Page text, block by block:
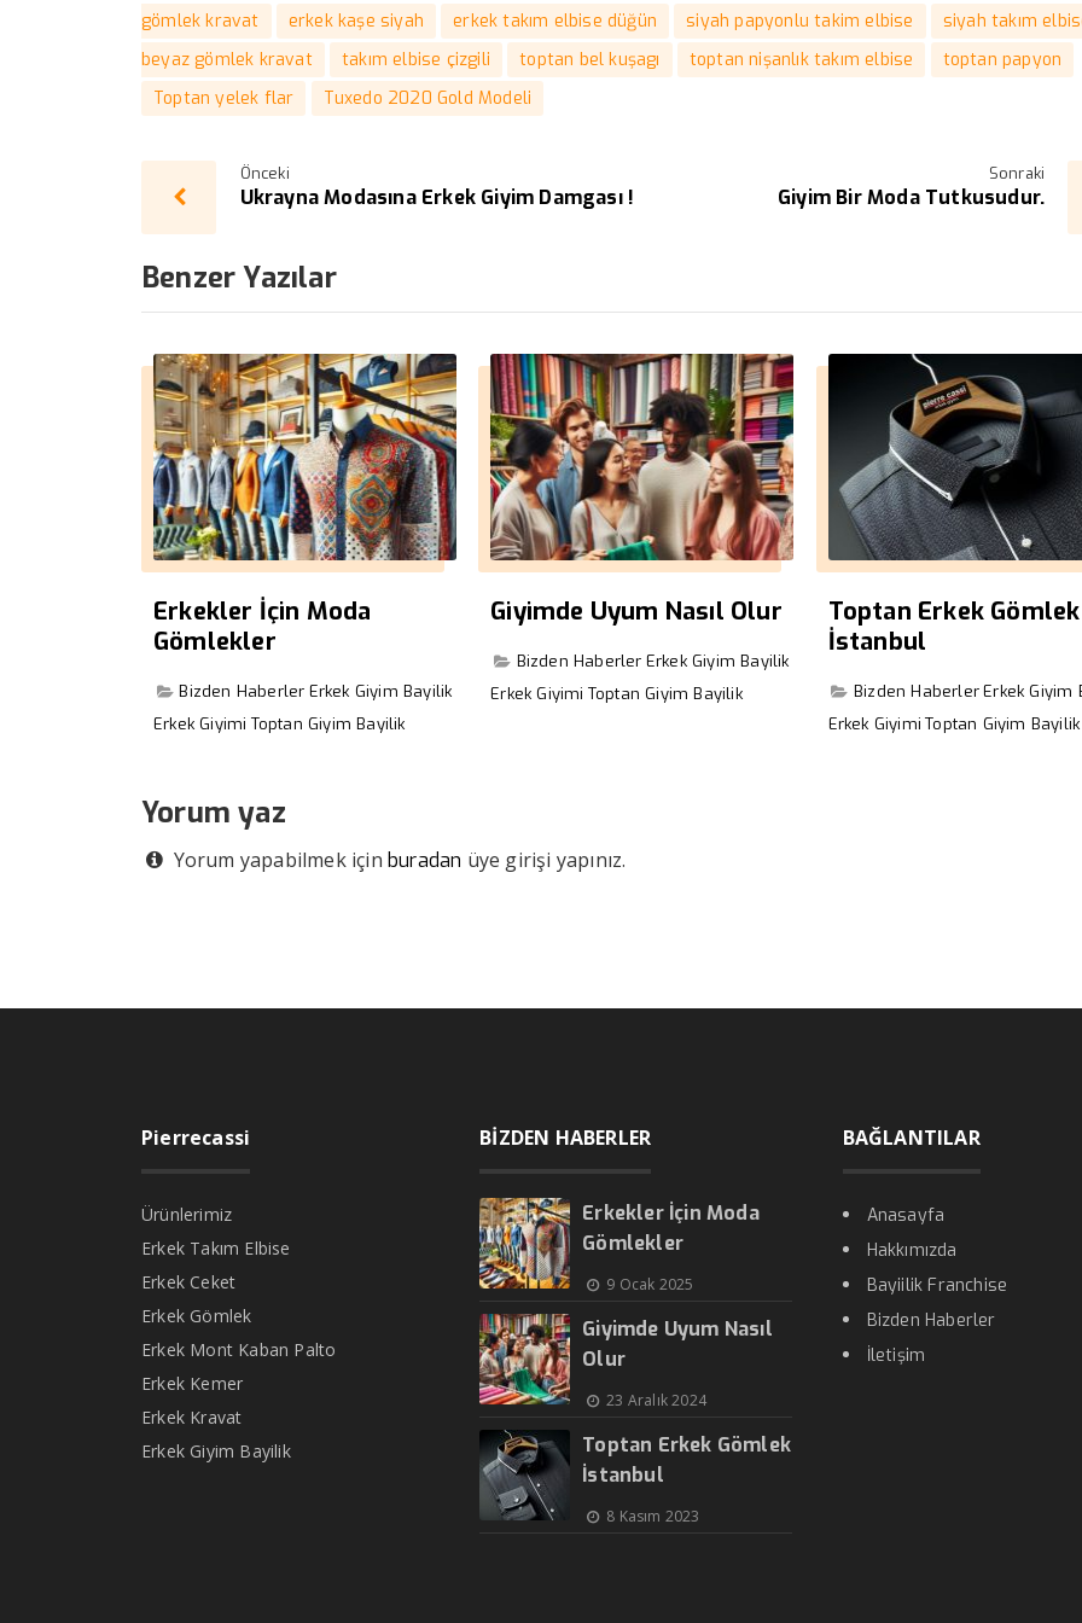
gömlek kravat erkek kaşe siyah erkek takım elbise düğün siyah papyonlu takim elbise
siyah takım
beyaz gömlek kravat
takım elbise çizgili toptan bel kuşagı toptan nişanlık takım elbise
toptan papyon
Toptan yelek flar
Tuxedo 2020 Gold Modeli
Önceki
Ukrayna Modasına Erkek Giyim Damgası !
Sonraki
Giyim Bir Moda Tutkusudur.
Benzer Yazılar
Erkekler İçin Moda
Gömlekler
Bizden Haberler Erkek Giyim Bayilik
Erkek Giyimi Toptan Giyim Bayilik
Giyimde Uyum Nasıl Olur
Bizden Haberler Erkek Giyim Bayilik
Erkek Giyimi Toptan Giyim Bayilik
Toptan Erkek Gömlek
İstanbul
Bizden HaberlerErkek Giyim
Erkek Giyimi Toptan Giyim Bayilik
Yorum yaz
Yorum yapabilmek için buradan üye girişi yapınız.
Pierrecassi
Ürünlerimiz
Erkek Takım Elbise
Erkek Ceket
Erkek Gömlek
Erkek Mont Kaban Palto
Erkek Kemer
Erkek Kravat
Erkek Giyim Bayilik
BİZDEN HABERLER
Erkekler İçin Moda
Gömlekler
9 Ocak 2025
Giyimde Uyum Nasıl
Olur
23 Aralık 2024
Toptan Erkek Gömlek
İstanbul
8 Kasım 2023
BAĞLANTILAR
Anasayfa
Hakkımızda
Bayiilik Franchise
Bizden Haberler
İletişim